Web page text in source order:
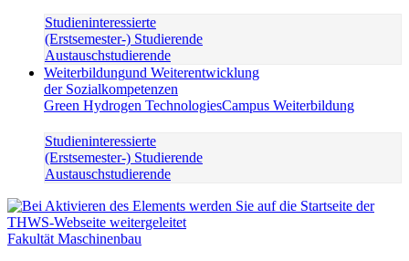
Studieninteressierte
(Erstsemester-) Studierende
Austauschstudierende
Weiterbildungund Weiterentwicklung
der Sozialkompetenzen
Green Hydrogen TechnologiesCampus Weiterbildung
Studieninteressierte
(Erstsemester-) Studierende
Austauschstudierende
Fakultät Maschinenbau